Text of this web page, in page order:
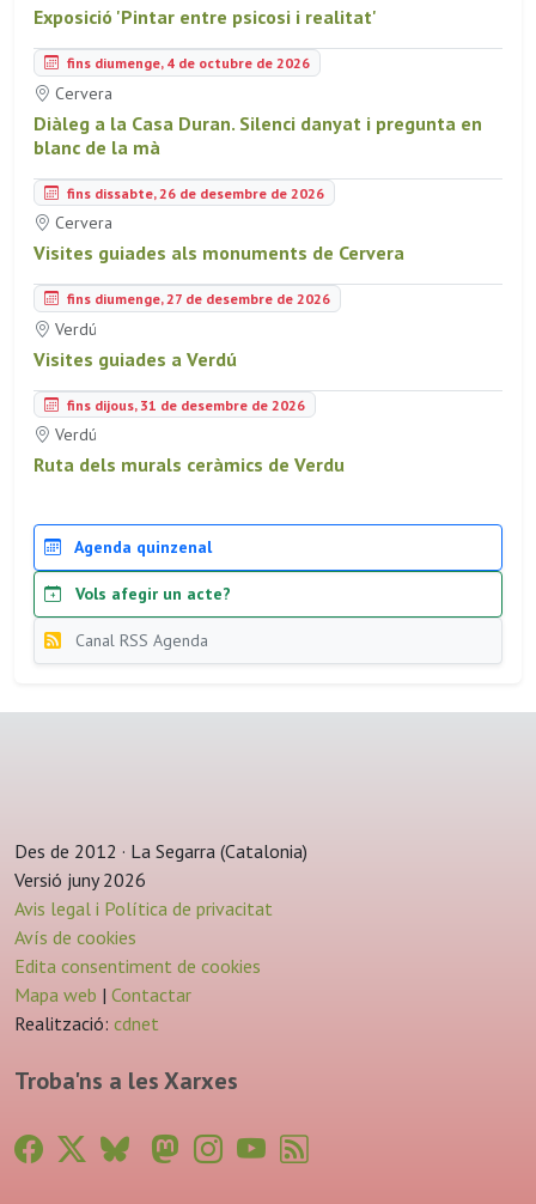
Exposició 'Pintar entre psicosi i realitat'
fins diumenge, 4 de octubre de 2026
Cervera
Diàleg a la Casa Duran. Silenci danyat i pregunta en
blanc de la mà
fins dissabte, 26 de desembre de 2026
Cervera
Visites guiades als monuments de Cervera
fins diumenge, 27 de desembre de 2026
Verdú
Visites guiades a Verdú
fins dijous, 31 de desembre de 2026
Verdú
Ruta dels murals ceràmics de Verdu
Agenda quinzenal
Vols afegir un acte?
Canal RSS Agenda
Des de 2012 · La Segarra (Catalonia)
Versió juny 2026
Avis legal i Política de privacitat
Avís de cookies
Edita consentiment de cookies
Mapa web | Contactar
Realització: cdnet
Troba'ns a les Xarxes